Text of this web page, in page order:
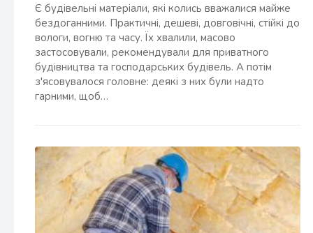
Є будівельні матеріали, які колись вважалися майже
бездоганними. Практичні, дешеві, довговічні, стійкі до
вологи, вогню та часу. Їх хвалили, масово
застосовували, рекомендували для приватного
будівництва та господарських будівель. А потім
з'ясовувалося головне: деякі з них були надто
гарними, щоб…